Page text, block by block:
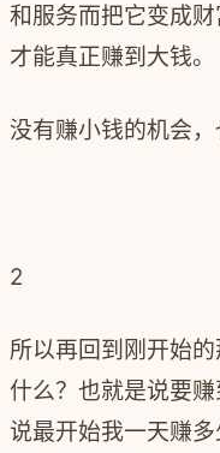
和服务而把它变成
才能真正赚到大钱。
没有赚小钱的机会，
2
所以再回到刚开始
什么？也就是说要
说最开始我一天赚